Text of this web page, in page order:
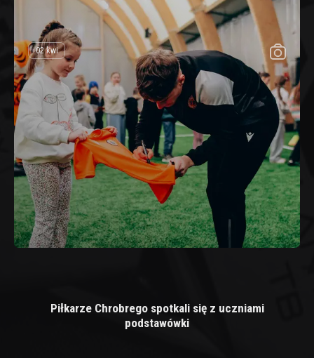
02 kwi
Piłkarze Chrobrego spotkali się z uczniami
podstawówki